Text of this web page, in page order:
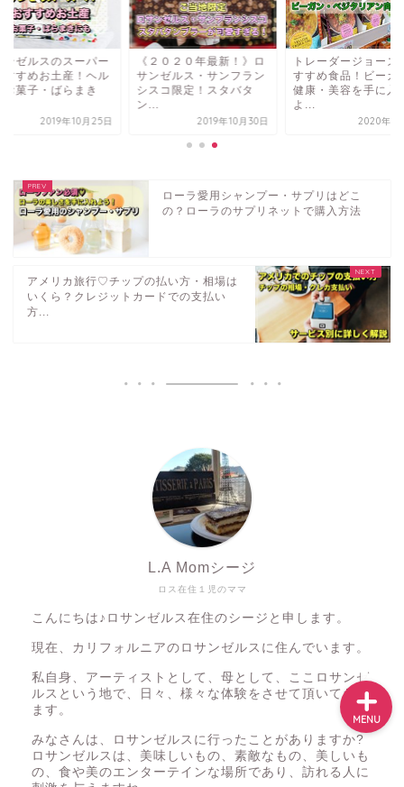
ンゼルスのスーパー
すめお土産！ヘル
お菓子・ばらまき
2019年10月25日
《２０２０年最新！》ロ
サンゼルス・サンフラン
シスコ限定！スタバタ
ン...
2019年10月30日
トレーダージョーズ
すすめ食品！ビーガ
健康・美容を手に入
よ...
2020年1
ローラ愛用シャンプー・サプリはどこ
の？ローラのサプリネットで購入方法
アメリカ旅行♡チップの払い方・相場は
いくら？クレジットカードでの支払い
方...
ロス在住１児のママ
L.A Momシージ
こんにちは♪ロサンゼルス在住のシージと申します。
現在、カリフォルニアのロサンゼルスに住んでいます。
私自身、アーティストとして、母として、ここロサンゼ
ルスという地で、日々、様々な体験をさせて頂いており
ます。
みなさんは、ロサンゼルスに行ったことがありますか?
ロサンゼルスは、美味しいもの、素敵なもの、美しいも
の、食や美のエンターテインな場所であり、訪れる人に
MENU
ロサンゼルス・近郊観光